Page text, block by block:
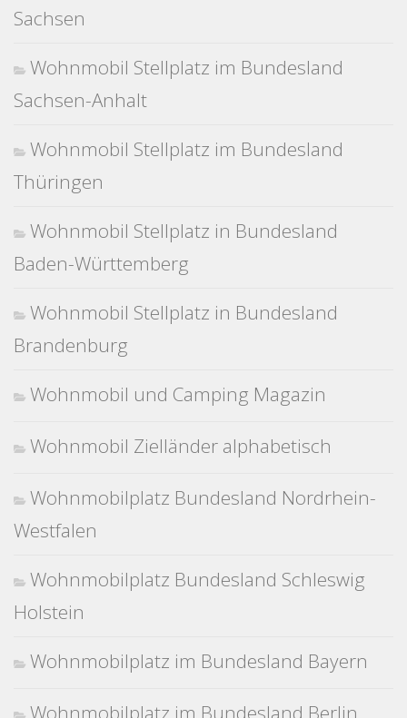
Sachsen
Wohnmobil Stellplatz im Bundesland
Sachsen-Anhalt
Wohnmobil Stellplatz im Bundesland
Thüringen
Wohnmobil Stellplatz in Bundesland
Baden-Württemberg
Wohnmobil Stellplatz in Bundesland
Brandenburg
Wohnmobil und Camping Magazin
Wohnmobil Zielländer alphabetisch
Wohnmobilplatz Bundesland Nordrhein-
Westfalen
Wohnmobilplatz Bundesland Schleswig
Holstein
Wohnmobilplatz im Bundesland Bayern
Wohnmobilplatz im Bundesland Berlin